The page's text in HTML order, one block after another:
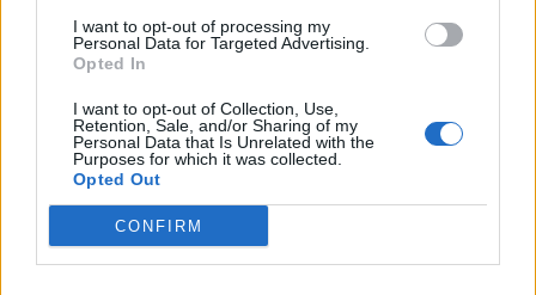
I want to opt-out of processing my
Personal Data for Targeted Advertising.
Opted In
I want to opt-out of Collection, Use,
Retention, Sale, and/or Sharing of my
Personal Data that Is Unrelated with the
Purposes for which it was collected.
Opted Out
CONFIRM
Oliveirense arranca na Liga 3 com um empate